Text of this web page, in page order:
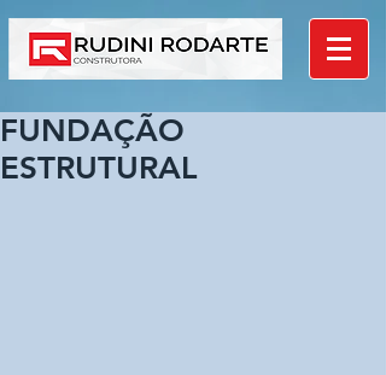
FUNDAÇÃO
ESTRUTURAL